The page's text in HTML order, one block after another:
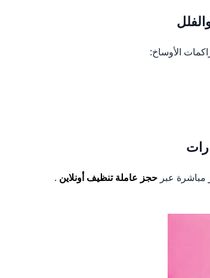
الأوساخ:
مباشرة عبر حجز عاملة تنظيف أونلاين .